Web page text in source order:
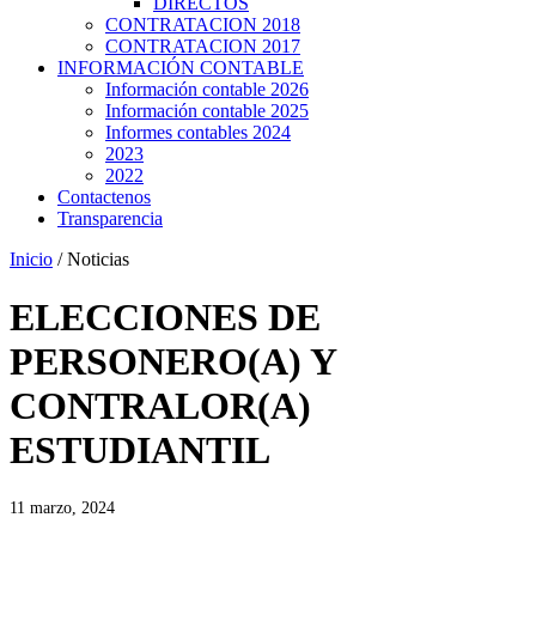
CONTRATACION 2018
CONTRATACION 2017
INFORMACIÓN CONTABLE
Información contable 2026
Información contable 2025
Informes contables 2024
2023
2022
Contactenos
Transparencia
Inicio / Noticias
ELECCIONES DE
PERSONERO(A) Y
CONTRALOR(A)
ESTUDIANTIL
11 marzo, 2024